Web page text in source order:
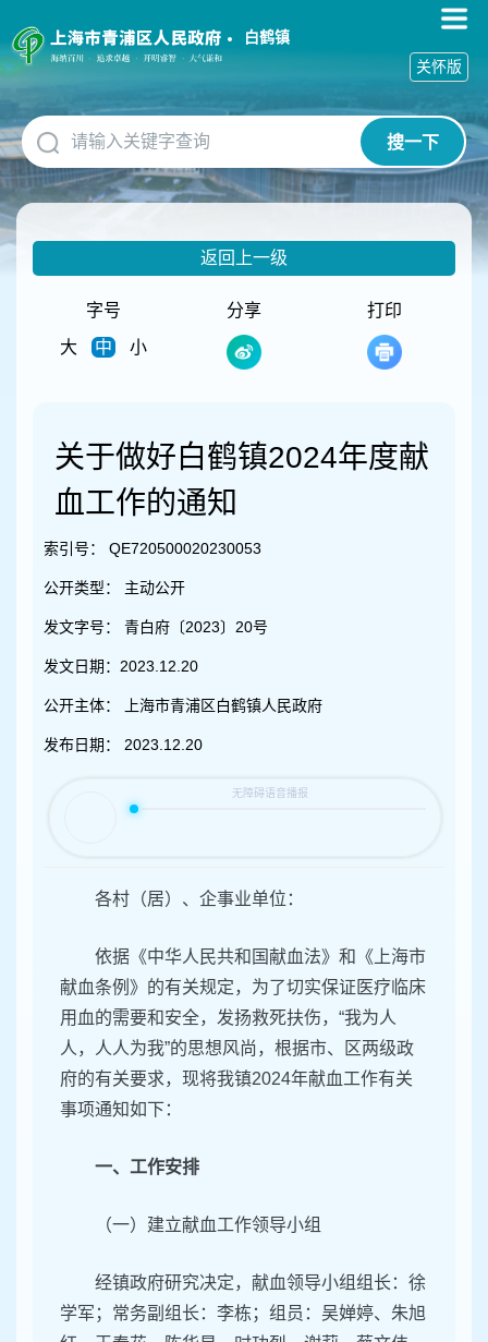
障
碍
作
说
明
跳
到
网
白鹤镇
搜一下
关怀版
返回上一级
字号
大
中 小
分享 打印
关于做好白鹤镇2024年度献
血工作的通知
索引号： QE720500020230053
公开类型： 主动公开
发文字号： 青白府〔2023〕20号
发文日期： 2023.12.20
公开主体： 上海市青浦区白鹤镇人民政府
发布日期： 2023.12.20
各村（居）、企事业单位：
依据《中华人民共和国献血法》和《上海市
献血条例》的有关规定，为了切实保证医疗临床
用血的需要和安全，发扬救死扶伤，“我为人
人，人人为我”的思想风尚，根据市、区两级政
府的有关要求，现将我镇2024年献血工作有关
事项通知如下：
一、工作安排
（一）建立献血工作领导小组
经镇政府研究决定，献血领导小组组长：徐
学军；常务副组长：李栋；组员：吴婵婷、朱旭